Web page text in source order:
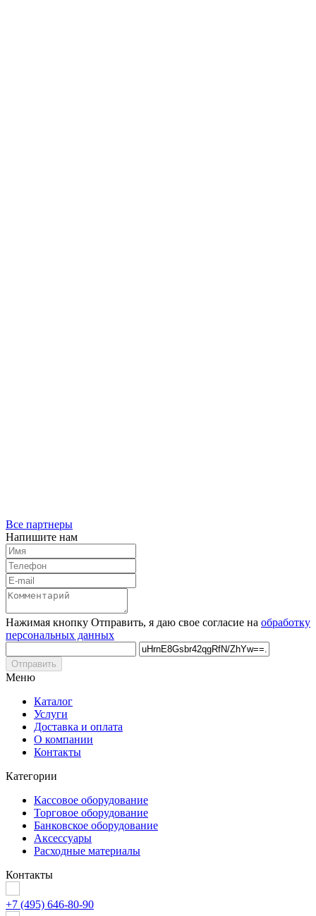
Все партнеры
Напишите нам
Нажимая кнопку Отправить, я даю свое согласие на обработку
персональных данных
Отправить
Меню
Каталог
Услуги
Доставка и оплата
О компании
Контакты
Категории
Кассовое оборудование
Торговое оборудование
Банковское оборудование
Аксессуары
Расходные материалы
Контакты
+7 (495) 646-80-90